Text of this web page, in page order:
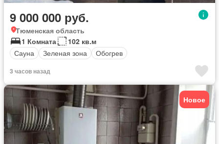
9 000 000 руб.
Тюменская область
1 Комната
102 кв.м
Сауна
Зеленая зона Обогрев
3 часов назад
Новое